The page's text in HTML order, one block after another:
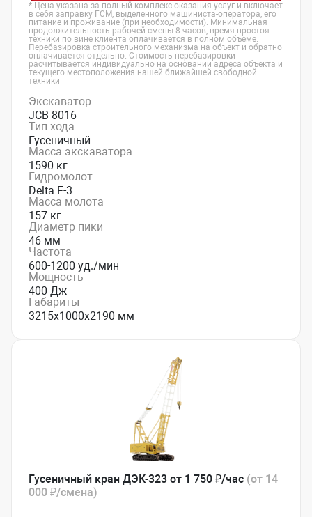
* Цена указана за полный комплекс оказания услуг и включает
в себя заправку ГСМ, выделенного машиниста-оператора, его
питание и проживание (при необходимости). Минимальная
продолжительность рабочей смены 8 часов, время простоя
техники по вине клиента оплачивается в полном объеме.
Перебазировка строительного механизма на объект и обратно
оплачивается отдельно. Стоимость перебазировки
расчитывается индивидуально на основании адреса объекта и
текущего местоположения нашей ближайшей свободной
техники
Экскаватор
JCB 8016
Тип хода
Гусеничный
Масса экскаватора
1590 кг
Гидромолот
Delta F-3
Масса молота
157 кг
Диаметр пики
46 мм
Частота
600-1200 уд./мин
Мощность
400 Дж
Габариты
3215x1000x2190 мм
Гусеничный кран ДЭК-323 от 1 750 ₽/час (от 14
000 ₽/смена)